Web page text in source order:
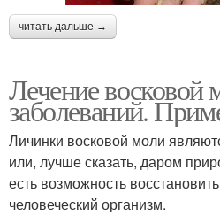
читать дальше →
Лечение восковой
заболеваний.
Личинки восковой моли
или, лучше сказать, даром
есть возможность
человеческий организм.